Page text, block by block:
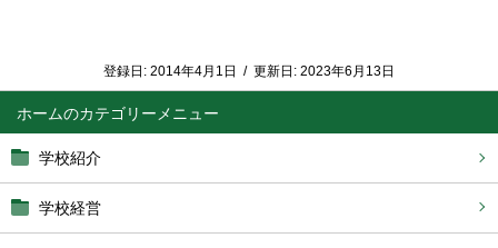
ホーム
学校紹介
学校経営
登録日: 2014年4月1日 / 更新日: 2023年6月13日